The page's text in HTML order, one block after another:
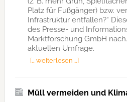
Platz für Fußgänger) bzw.
Infrastruktur entfallen?“
des Presse- und
Marktforschung GmbH
aktuellen Umfrage.
[… weiterlesen …]
Müll vermeiden und